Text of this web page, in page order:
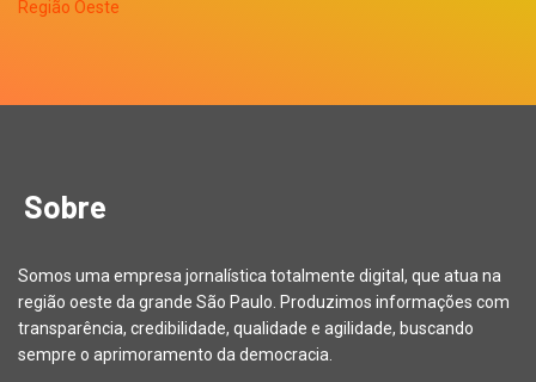
Sobre
Somos uma empresa jornalística totalmente digital, que atua na
região oeste da grande São Paulo. Produzimos informações com
transparência, credibilidade, qualidade e agilidade, buscando
sempre o aprimoramento da democracia.